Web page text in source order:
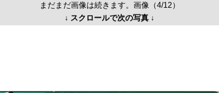
まだまだ画像は続きます。画像（4/12）
↓ スクロールで次の写真 ↓